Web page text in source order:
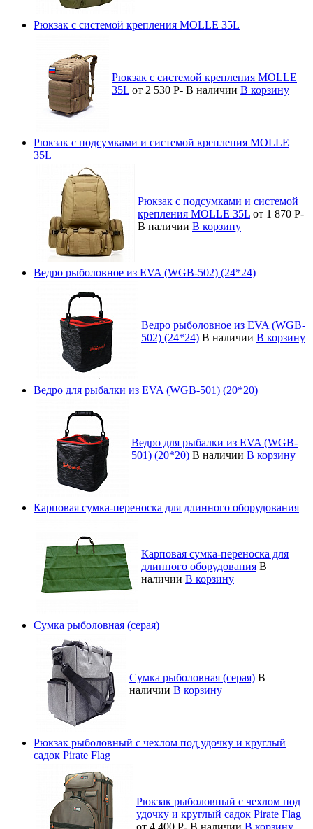
Рюкзак с системой крепления MOLLE 35L
Рюкзак с системой крепления MOLLE
35L от 2 530 Р- В наличии В корзину
Рюкзак с подсумками и системой крепления MOLLE
35L
Рюкзак с подсумками и системой
крепления MOLLE 35L от 1 870 Р-
В наличии В корзину
Ведро рыболовное из EVA (WGB-502) (24*24)
Ведро рыболовное из EVA (WGB-
502) (24*24) В наличии В корзину
Ведро для рыбалки из EVA (WGB-501) (20*20)
Ведро для рыбалки из EVA (WGB-
501) (20*20) В наличии В корзину
Карповая сумка-переноска для длинного оборудования
Карповая сумка-переноска для
длинного оборудования В
наличии В корзину
Сумка рыболовная (серая)
Сумка рыболовная (серая) В
наличии В корзину
Рюкзак рыболовный с чехлом под удочку и круглый
садок Pirate Flag
Рюкзак рыболовный с чехлом под
удочку и круглый садок Pirate Flag
от 4 400 Р- В наличии В корзину